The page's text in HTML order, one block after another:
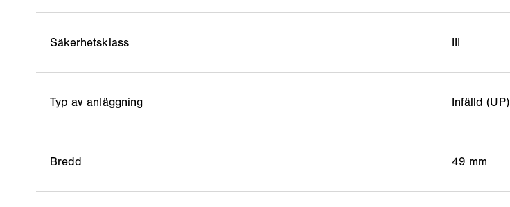
Säkerhetsklass III
Typ av anläggning Infälld (UP)
Bredd 49 mm